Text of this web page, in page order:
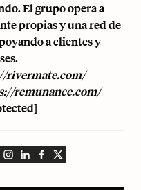
El grupo opera a
propias y una red de
a clientes y
rivermate.com/
remunance.com/